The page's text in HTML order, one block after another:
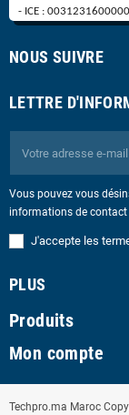
- ICE :
NOUS SUIVRE
LETTRE
Vous pouvez vous
informations de
J'accepte les
PLUS
Produits
Mon compte
Techpro.ma Maroc